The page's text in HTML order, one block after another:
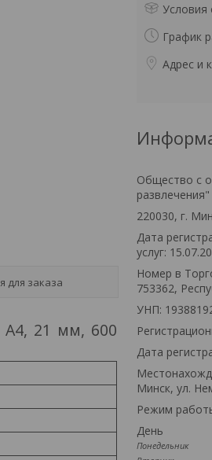
для заказа
А4, 21 мм, 600
Условия
График
Адрес и
Общество с
развлечения"
220030, г.
Дата
услуг:
Номер в
753362,
УНП:
Дата
Минск, ул.
Режим
День
Понедельник